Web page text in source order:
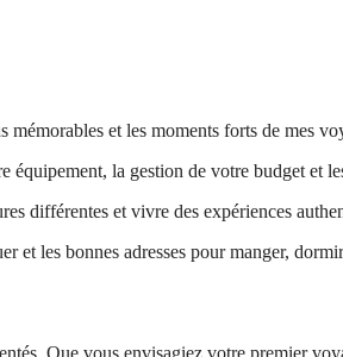
mémorables et les moments forts de mes
la gestion de votre budget et
différentes et vivre des expériences
et les bonnes adresses pour manger,
Que vous envisagiez votre premier